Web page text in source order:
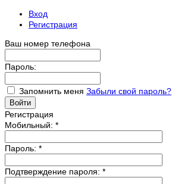
Вход
Регистрация
Ваш номер телефона
Пароль:
Запомнить меня Забыли свой пароль?
Регистрация
Мобильный: *
Пароль: *
Подтверждение пароля: *